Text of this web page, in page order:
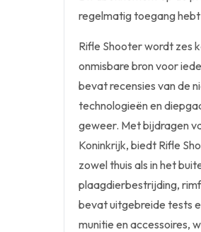
regelmatig toegang
Rifle Shooter wordt zes
onmisbare bron voor
bevat recensies van de
technologieën en
geweer. Met bijdragen
Koninkrijk, biedt Rifle
zowel thuis als in het
plaagdierbestrijding,
bevat uitgebreide tests
munitie en accessoires,